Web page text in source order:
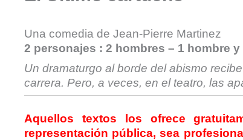
Una comedia de Jean-Pierre Martinez
2 personajes : 2 hombres – 1 hombre
Un dramaturgo al borde del abismo
carrera. Pero, a veces, en el teatro, las
Aquellos textos los ofrece
representación pública, sea